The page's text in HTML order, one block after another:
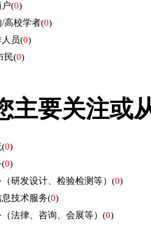
(0)
高校学者(0)
员(0)
民(0)
主要关注或
(0)
(0)
研发设计、检验检测等） (0)
技术服务(0)
法律、咨询、会展等） (0)